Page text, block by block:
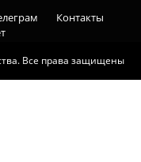
Все права защищены
Контакты